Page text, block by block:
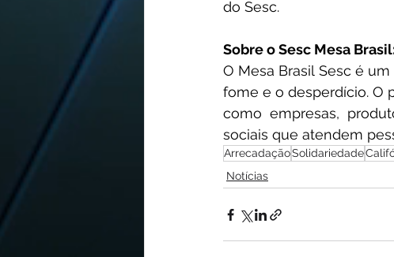
do Sesc.
Sobre o Sesc Mesa
O Mesa Brasil Sesc é
fome e o desperdício. O
como empresas,
sociais que atendem
ArrecadaçãoSolidariedade
Notícias